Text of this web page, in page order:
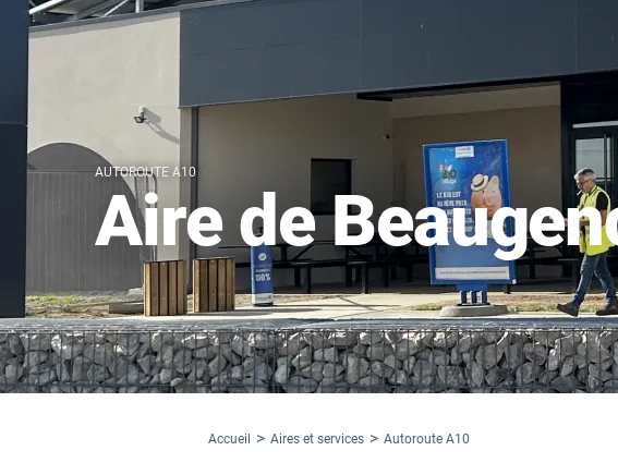
AUTOROUTE A10
Aire de
Accueil Aires et services Autoroute A10